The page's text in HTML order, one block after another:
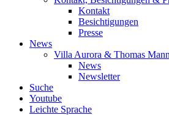
Kontakt
Besichtigungen
Presse
News
Villa Aurora & Thomas
News
Newsletter
Suche
Youtube
Leichte Sprache